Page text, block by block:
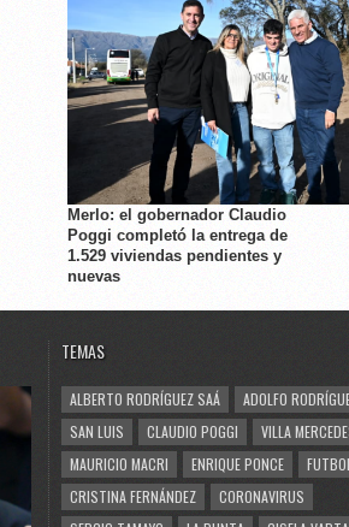
Merlo: el gobernador Claudio
Poggi completó la entrega de
1.529 viviendas pendientes y
nuevas
TEMAS
ALBERTO RODRÍGUEZ SAÁ
ADOLFO
SAN LUIS
CLAUDIO POGGI
VILLA
MAURICIO MACRI
ENRIQUE PONCE
FUTBOL
CRISTINA FERNÁNDEZ
CORONAVIRUS